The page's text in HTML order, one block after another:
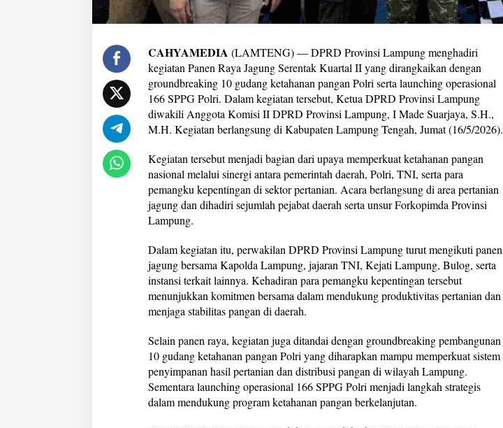
d
i
i
P
a
n
e
n
R
a
a
J
a
u
n
S
e
e
n
t
k
u
a
r
t
CAHYAMEDIA (LAMTENG) — DPRD Provinsi Lampung menghadiri
kegiatan Panen Raya Jagung Serentak Kuartal II yang dirangkaikan dengan
groundbreaking 10 gudang ketahanan pangan Polri serta launching operasional
166 SPPG Polri. Dalam kegiatan tersebut, Ketua DPRD Provinsi Lampung
diwakili Anggota Komisi II DPRD Provinsi Lampung, I Made Suarjaya, S.H.,
M.H. Kegiatan berlangsung di Kabupaten Lampung Tengah, Jumat (16/5/2026).
Kegiatan tersebut menjadi bagian dari upaya memperkuat ketahanan pangan
nasional melalui sinergi antara pemerintah daerah, Polri, TNI, serta para
pemangku kepentingan di sektor pertanian. Acara berlangsung di area pertanian
jagung dan dihadiri sejumlah pejabat daerah serta unsur Forkopimda Provinsi
Lampung.
Dalam kegiatan itu, perwakilan DPRD Provinsi Lampung turut mengikuti panen
jagung bersama Kapolda Lampung, jajaran TNI, Kejati Lampung, Bulog, serta
instansi terkait lainnya. Kehadiran para pemangku kepentingan tersebut
menunjukkan komitmen bersama dalam mendukung produktivitas pertanian dan
menjaga stabilitas pangan di daerah.
Selain panen raya, kegiatan juga ditandai dengan groundbreaking pembangunan
10 gudang ketahanan pangan Polri yang diharapkan mampu memperkuat sistem
penyimpanan hasil pertanian dan distribusi pangan di wilayah Lampung.
Sementara launching operasional 166 SPPG Polri menjadi langkah strategis
dalam mendukung program ketahanan pangan berkelanjutan.